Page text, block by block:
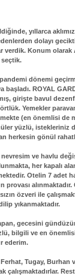
yıllarca
dolayı
verdik. Konum
dönemi
başladı. ROYAL
girişte bavul
Yemekler
(en önemlisi de
yüzlü, istekleriniz
herkesin gönül
ve havlu
her kapalı
Otelin 7 adet
provası
özveri ile
yıkanmaktadır.
gecesini
bilgili ve en
ederim.
Tugay, Burhan
çalışmaktadırlar.